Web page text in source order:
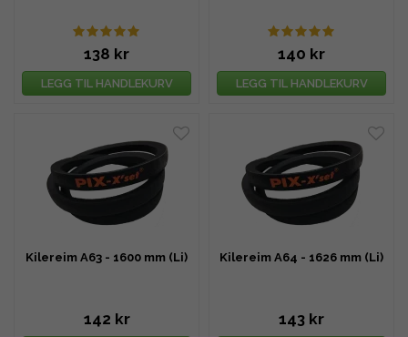
138 kr
LEGG TIL HANDLEKURV
140 kr
LEGG TIL HANDLEKURV
Kilereim A63 - 1600 mm (Li)
142 kr
Kilereim A64 - 1626 mm (Li)
143 kr